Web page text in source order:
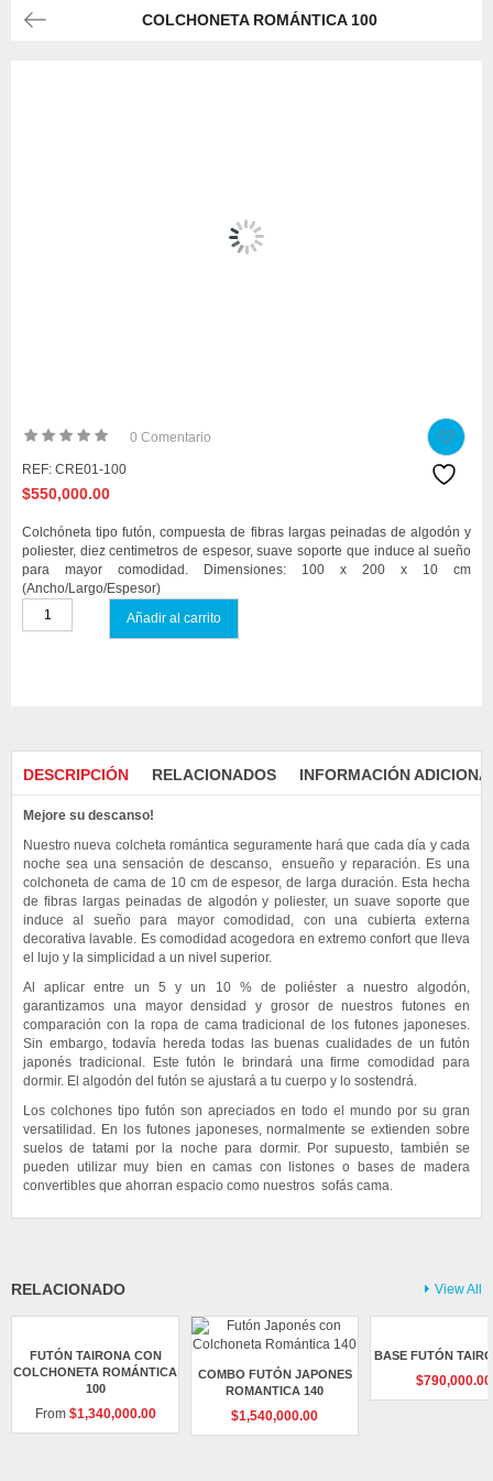
COLCHONETA ROMÁNTICA 100
0 Comentario
REF: CRE01-100
$550,000.00
Colchóneta tipo futón, compuesta de fibras largas peinadas de algodón y
poliester, diez centimetros de espesor, suave soporte que induce al sueño
para mayor comodidad. Dimensiones: 100 x 200 x 10 cm
(Ancho/Largo/Espesor)
Añadir al carrito
DESCRIPCIÓN RELACIONADOS INFORMACIÓN
Mejore su descanso!
Nuestro nueva colcheta romántica seguramente hará que cada día y cada
noche sea una sensación de descanso, ensueño y reparación. Es una
colchoneta de cama de 10 cm de espesor, de larga duración. Esta hecha
de fibras largas peinadas de algodón y poliester, un suave soporte que
induce al sueño para mayor comodidad, con una cubierta externa
decorativa lavable. Es comodidad acogedora en extremo confort que lleva
el lujo y la simplicidad a un nivel superior.
Al aplicar entre un 5 y un 10 % de poliéster a nuestro algodón,
garantizamos una mayor densidad y grosor de nuestros futones en
comparación con la ropa de cama tradicional de los futones japoneses.
Sin embargo, todavía hereda todas las buenas cualidades de un futón
japonés tradicional. Este futón le brindará una firme comodidad para
dormir. El algodón del futón se ajustará a tu cuerpo y lo sostendrá.
Los colchones tipo futón son apreciados en todo el mundo por su gran
versatilidad. En los futones japoneses, normalmente se extienden sobre
suelos de tatami por la noche para dormir. Por supuesto, también se
pueden utilizar muy bien en camas con listones o bases de madera
convertibles que ahorran espacio como nuestros sofás cama.
Relación:Colchones,Colchonetas
5 años de vida útil con uso ocasional.
*Algodón básico importado natural
*Algodón de fibra larga peinadas
*28-50 libras de mayor suavidad y vida más larga
*(Dependiendo del tamaño del colchón)
* Estructura de futón y colchón incluido.
No hay valoraciones aún.
RELACIONADO View All
FUTÓN TAIRONA CON
COLCHONETA ROMÁNTICA
100
From $1,340,000.00
COMBO FUTÓN JAPONES
ROMANTICA 140
$1,540,000.00
BASE FUTÓN
$790,000.00